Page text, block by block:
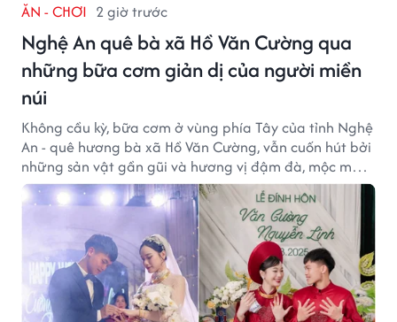
ĂN - CHƠI 2 giờ trước
Nghệ An quê bà xã Hồ Văn Cường qua
những bữa cơm giản dị của người miền
núi
Không cầu kỳ, bữa cơm ở vùng phía Tây của tỉnh Nghệ
An - quê hương bà xã Hồ Văn Cường, vẫn cuốn hút bởi
những sản vật gần gũi và hương vị đậm đà, mộc mạc
của núi rừng.